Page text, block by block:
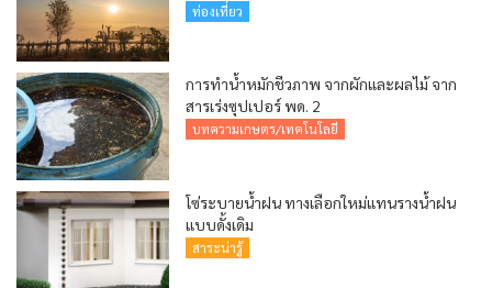
ท่องเที่ยว
การทำน้ำหมักชีวภาพ จากผักและผลไม้ จาก
สารเร่งซุปเปอร์ พด. 2
บทความเกษตร/เทคโนโลยี
โซ่ระบายน้ำฝน ทางเลือกใหม่แทนรางน้ำฝน
แบบดั้งเดิม
สาระน่ารู้